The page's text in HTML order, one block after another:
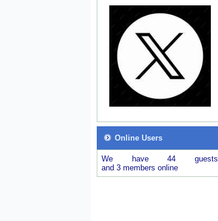
Online Users
We have 44 guests
and 3 members online